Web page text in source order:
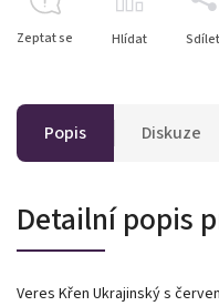
Zeptat se Hlídat Sdílet
Popis Diskuze
Detailní popis
Veres Křen Ukrajinský s